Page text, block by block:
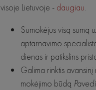
visoje Lietuvoje - daugiau
Sumokėjus visą sumą
aptarnavimo
dienas ir patikslins
Galima rinktis
mokėjimo būdą